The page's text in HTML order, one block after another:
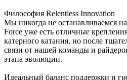
Философия Relentless Innovation
Мы никогда не останавливаемся
Force уже есть отличные
катерного катания, но после
связи от нашей команды и
этапа эволюции.
Идеальный баланс поддержки и